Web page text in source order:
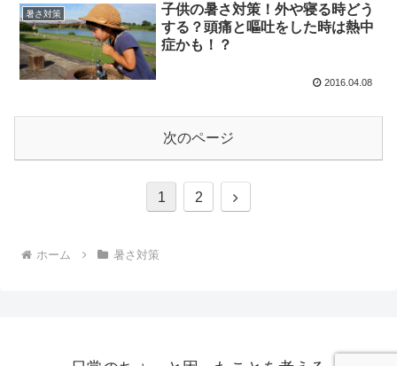
暑さ対策
子供の暑さ対策！外や寝る時どう
する？頭痛と嘔吐をした時は熱中
症かも！？
2016.04.08
次のページ
1 2
次
ホーム 暑さ対策